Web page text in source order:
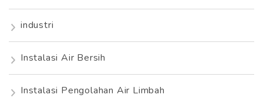
industri
Instalasi Air Bersih
Instalasi Pengolahan Air Limbah